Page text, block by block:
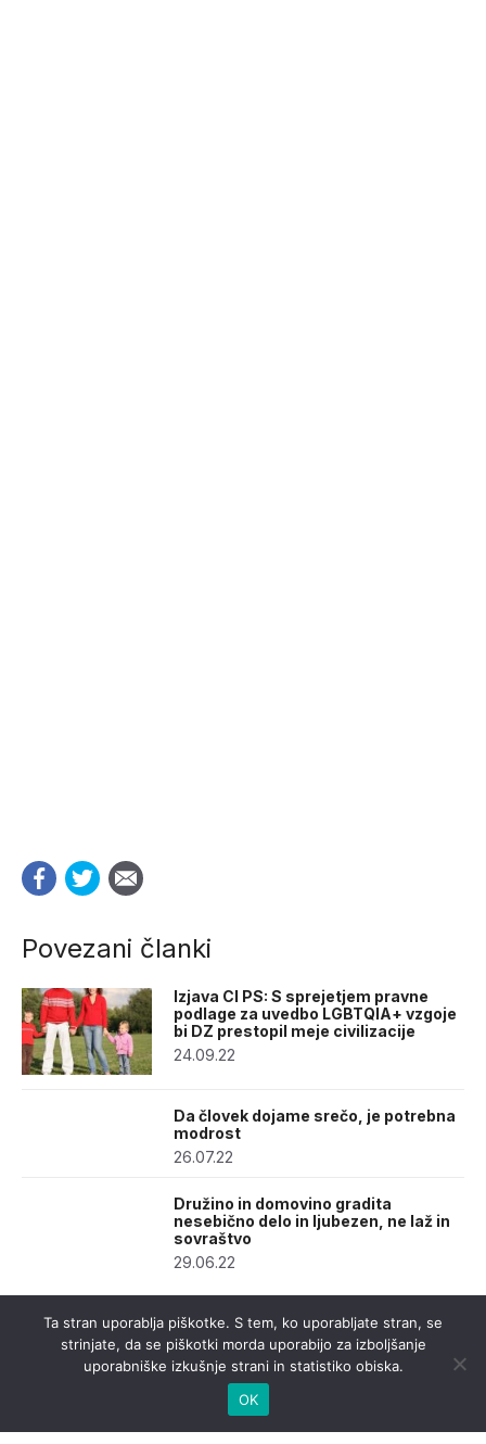
Povezani članki
Izjava CI PS: S sprejetjem pravne
podlage za uvedbo LGBTQIA+ vzgoje
bi DZ prestopil meje civilizacije
24.09.22
Da človek dojame srečo, je potrebna
modrost
26.07.22
Družino in domovino gradita
nesebično delo in ljubezen, ne laž in
sovraštvo
29.06.22
Ta stran uporablja piškotke. S tem, ko uporabljate stran, se
strinjate, da se piškotki morda uporabijo za izboljšanje
uporabniške izkušnje strani in statistiko obiska.
OK